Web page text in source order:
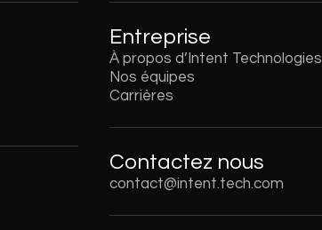
Entreprise
À propos d’Intent Technologies
Nos équipes
Carrières
Contactez nous
contact@intent.tech.com